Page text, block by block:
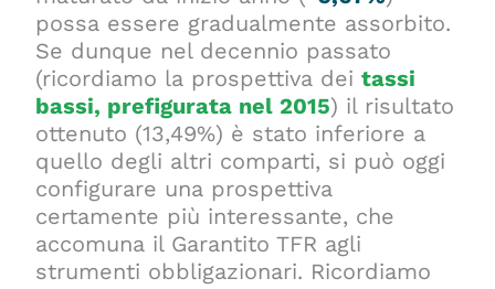
possa essere gradualmente assorbito.
Se dunque nel decennio passato
(ricordiamo la prospettiva deitassi
bassi, prefigurata nel 2015) il risultato
ottenuto (13,49%) è stato inferiore a
quello degli altri comparti, si può oggi
configurare una prospettiva
certamente più interessante, che
accomuna il Garantito TFR agli
strumenti obbligazionari. Ricordiamo